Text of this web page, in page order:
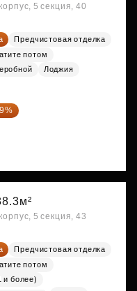
5 секция, 40
Предчистовая отделка
потом
Лоджия
5 секция, 43
Предчистовая отделка
потом
и более)